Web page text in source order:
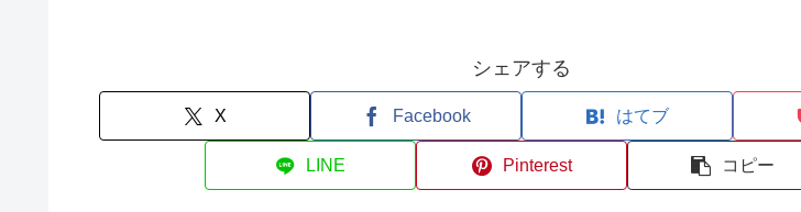
シェアする
X Facebook はてブ
LINE Pinterest コピー